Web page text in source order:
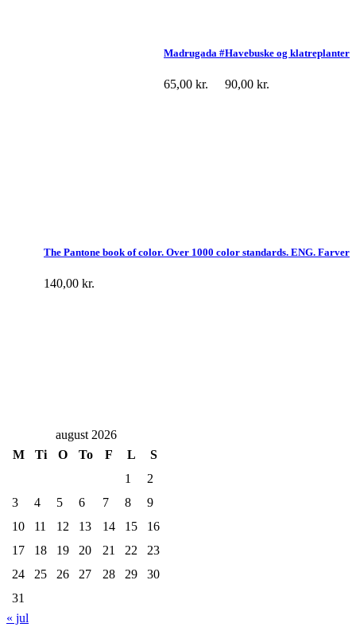
Havebuske og klatreplanter
90,00 kr.
Madrugada #
65,00 kr.
The Pantone book of color. Over 1000 color standards. ENG. Farver
140,00 kr.
august 2026
M
Ti O To F L
S
1
2
3
4 5 6 7 8
9
10
11 12 13 14 15
16
17
18 19 20 21 22
23
24
25 26 27 28 29
30
31
« jul